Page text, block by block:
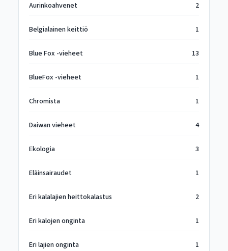
Aurinkoahvenet 2
Belgialainen keittiö 1
Blue Fox -vieheet 13
BlueFox -vieheet 1
Chromista 1
Daiwan vieheet 4
Ekologia 3
Eläinsairaudet 1
Eri kalalajien heittokalastus 2
Eri kalojen onginta 1
Eri lajien onginta 1